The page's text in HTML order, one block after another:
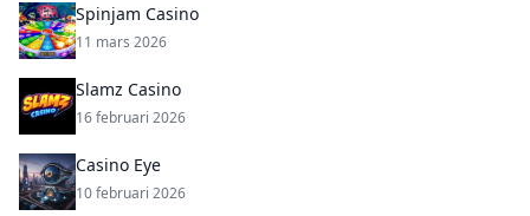
Spinjam Casino
11 mars 2026
Slamz Casino
16 februari 2026
Casino Eye
10 februari 2026